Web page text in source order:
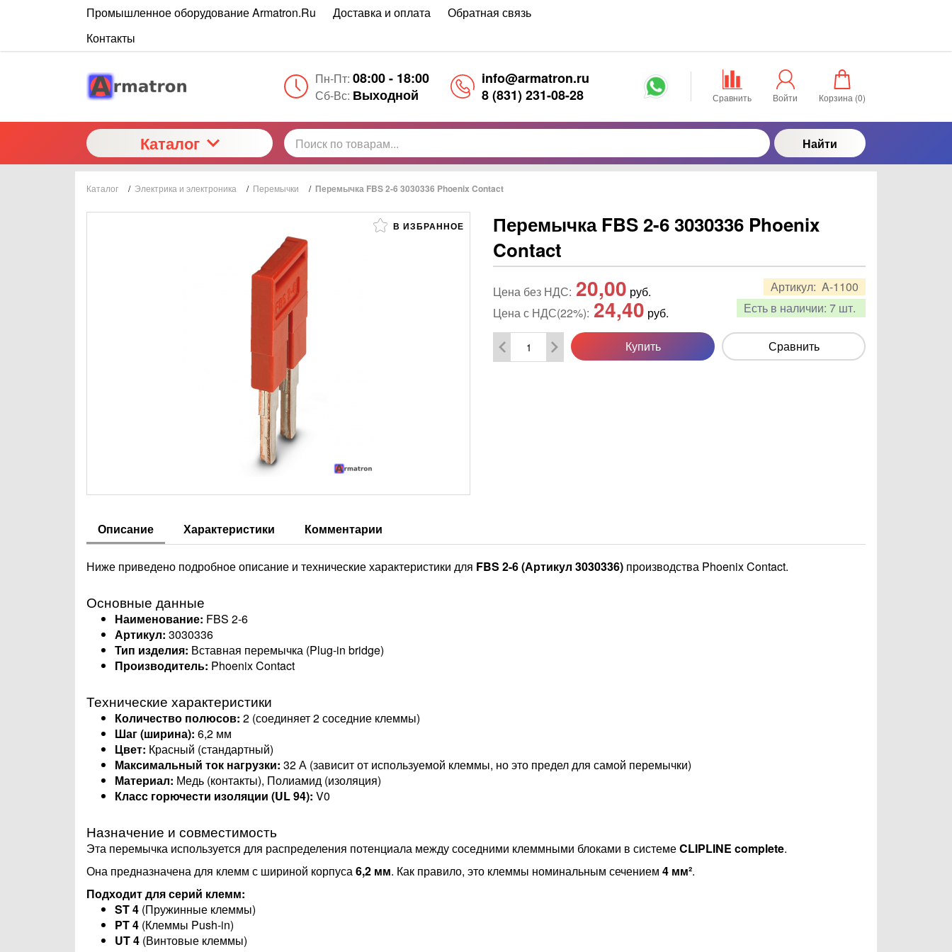
Промышленное оборудование Armatron.Ru Доставка и оплата
Обратная связь
Контакты
Пн-Пт: 08:00 - 18:00
Сб-Вс: Выходной
info@armatron.ru
8 (831) 231-08-28
Сравнить Войти Корзина (0)
Каталог Найти
Каталог / Электрика и электроника / Перемычки / Перемычка FBS 2-6 3030336 Phoenix Contact
В ИЗБРАННОЕ
Перемычка FBS 2-6 3030336 Phoenix
Contact
Артикул: A-1100
Есть в наличии: 7 шт.
Цена без НДС: 20,00 руб.
Цена с НДС(22%): 24,40 руб.
Купить Сравнить
Описание Характеристики Комментарии
Ниже приведено подробное описание и технические характеристики для FBS 2-6 (Артикул 3030336) производства Phoenix Contact.
Основные данные
Наименование: FBS 2-6
Артикул: 3030336
Тип изделия: Вставная перемычка (Plug-in bridge)
Производитель: Phoenix Contact
Технические характеристики
Количество полюсов: 2 (соединяет 2 соседние клеммы)
Шаг (ширина): 6,2 мм
Цвет: Красный (стандартный)
Максимальный ток нагрузки: 32 А (зависит от используемой клеммы, но это предел для самой перемычки)
Материал: Медь (контакты), Полиамид (изоляция)
Класс горючести изоляции (UL 94): V0
Назначение и совместимость
Эта перемычка используется для распределения потенциала между соседними клеммными блоками в системеCLIPLINE complete.
Она предназначена для клемм с шириной корпуса6,2 мм. Как правило, это клеммы номинальным сечением 4 мм².
Подходит для серий клемм:
ST 4 (Пружинные клеммы)
PT 4 (Клеммы Push-in)
UT 4 (Винтовые клеммы)